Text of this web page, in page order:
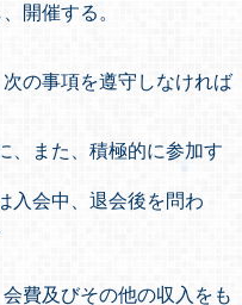
開催する。
の事項を遵守しなければ
、また、積極的に参加す
入会中、退会後を問わ
費及びその他の収入をも